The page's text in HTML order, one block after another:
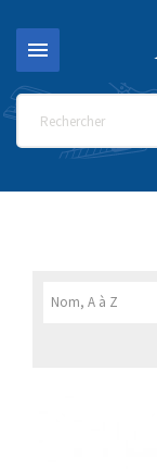

Nom, A à Z